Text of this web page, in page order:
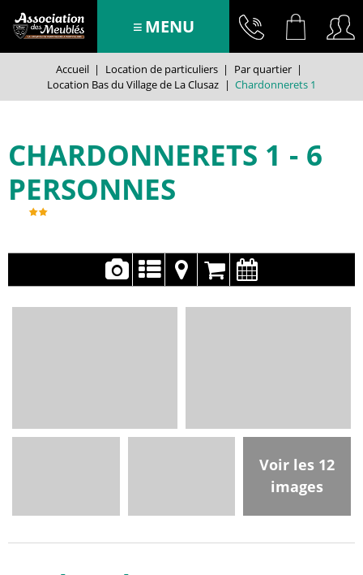
MENU
Accueil | Location de particuliers | Par quartier |
Location Bas du Village de La Clusaz | Chardonnerets 1
CHARDONNERETS 1
6
PERSONNES
Voir les 12
images